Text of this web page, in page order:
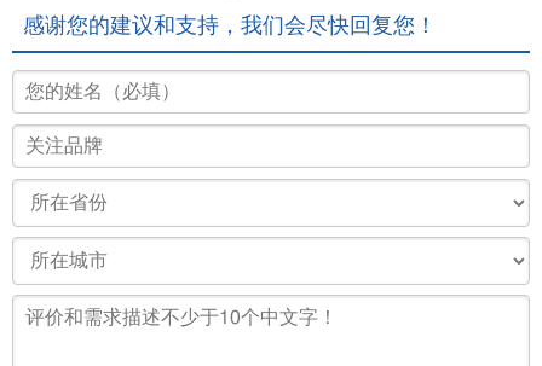
感谢您的建议和支持，我们会尽快回复您！